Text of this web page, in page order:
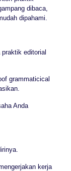
dibaca,
dipahami.
editorial
grammaticical
Anda
kerja